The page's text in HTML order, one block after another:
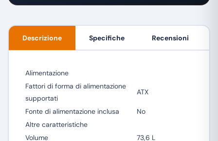
Descrizione Specifiche Recensioni
Alimentazione
Fattori di forma di alimentazione
supportati
ATX
Fonte di alimentazione inclusa
No
Altre caratteristiche
Volume
73,6 L